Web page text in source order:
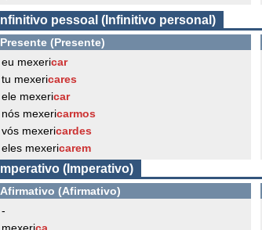
Infinitivo pessoal (Infinitivo personal)
Presente (Presente)
eu mexericar
tu mexericares
ele mexericar
nós mexericarmos
vós mexericardes
eles mexericarem
Imperativo (Imperativo)
Afirmativo (Afirmativo)
-